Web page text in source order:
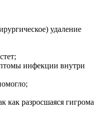
удаление
инфекции внутри
как разросшаяся гигрома